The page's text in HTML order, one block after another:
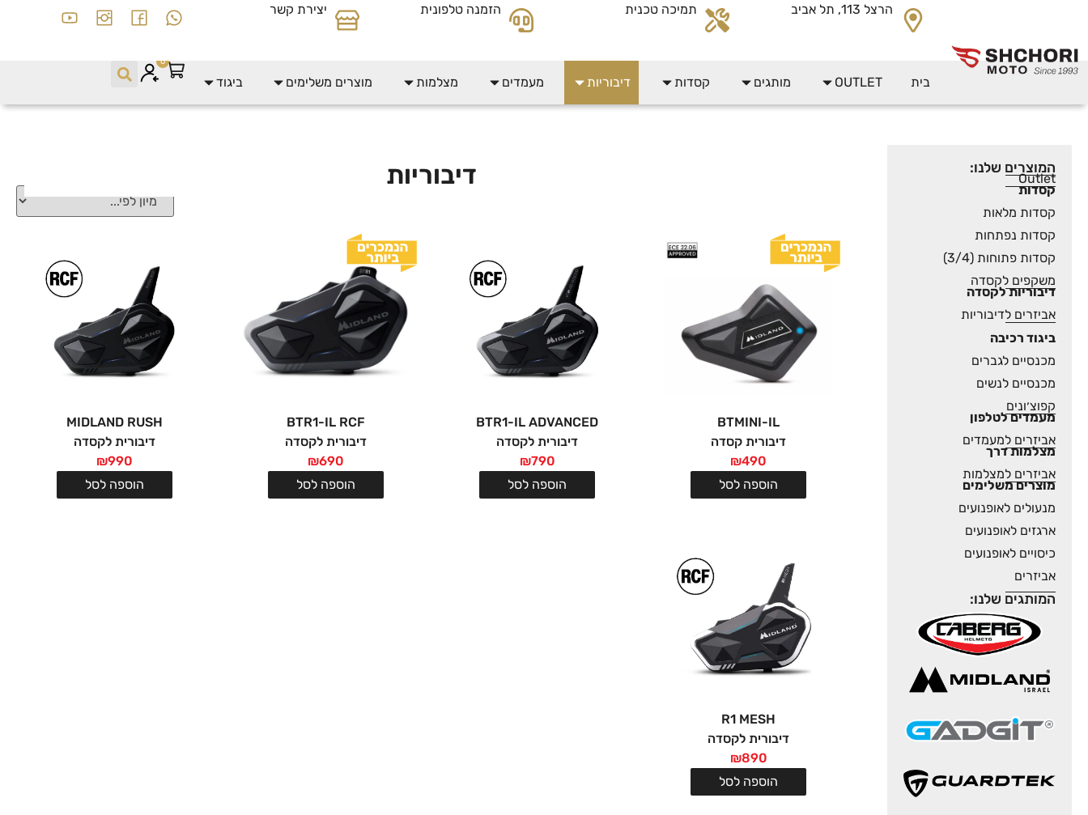
הרצל 113, תל אביב תמיכה טכנית הזמנה טלפונית יצירת קשר
בית OUTLET מותגים קסדות דיבוריות מעמדים מצלמות מוצרים משלימים ביגוד
0
המוצרים שלנו:
Outlet
קסדות
קסדות מלאות
קסדות נפתחות
קסדות פתוחות (3/4)
משקפים לקסדה
דיבוריות לקסדה
אביזרים לדיבוריות
ביגוד רכיבה
מכנסיים לגברים
מכנסיים לנשים
קפוצ׳ונים
מעמדים לטלפון
אביזרים למעמדים
מצלמות דרך
אביזרים למצלמות
מוצרים משלימים
מנעולים לאופנועים
ארגזים לאופנועים
כיסויים לאופנועים
אביזרים
המותגים שלנו:
דיבוריות
BTMINI-IL
דיבורית קסדה
₪490
הוספה לסל
BTR1-IL ADVANCED
דיבורית לקסדה
₪790
הוספה לסל
BTR1-IL RCF
דיבורית לקסדה
₪690
הוספה לסל
MIDLAND RUSH
דיבורית לקסדה
₪990
הוספה לסל
R1 MESH
דיבורית לקסדה
₪890
הוספה לסל